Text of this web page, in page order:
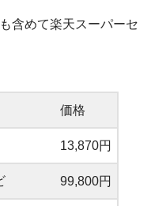
含めて楽天スーパーセ
価格
13,870円
99,800円